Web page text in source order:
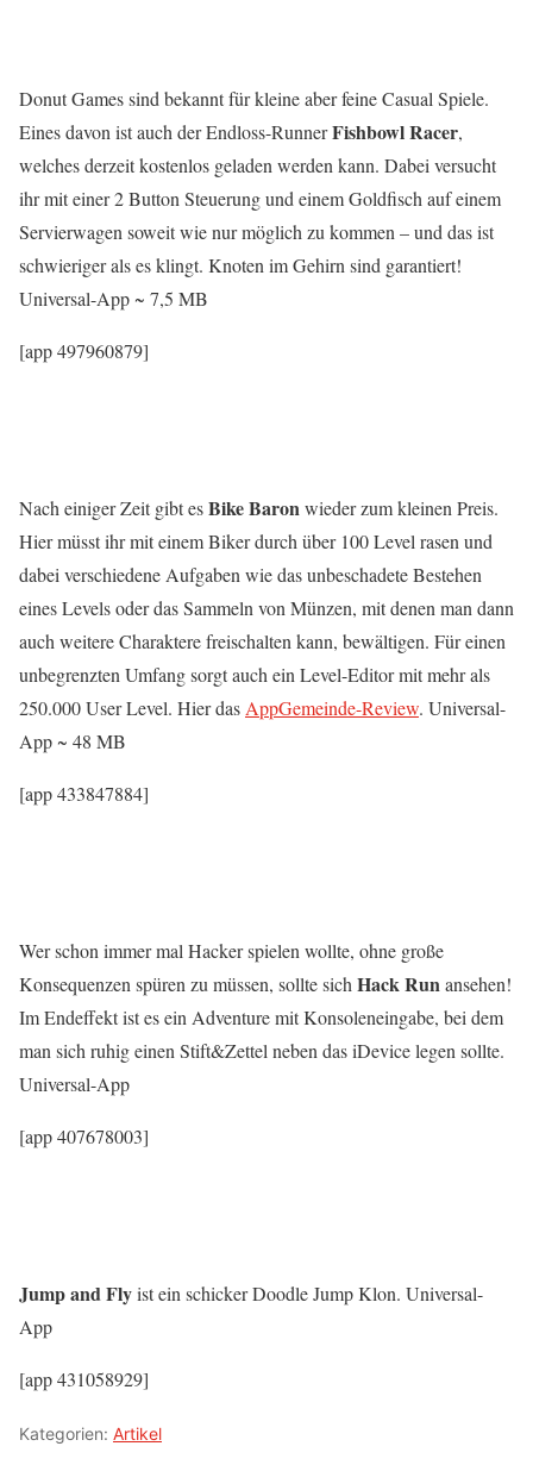
Donut Games sind bekannt für kleine aber feine Casual Spiele.
Eines davon ist auch der Endloss-RunnerFishbowlRacer,
welches derzeit kostenlos geladen werden kann. Dabei versucht
ihr mit einer 2 Button Steuerung und einem Goldfisch auf einem
Servierwagen soweit wie nur möglich zu kommen – und das ist
schwieriger als es klingt. Knoten im Gehirn sind garantiert!
Universal-App ~ 7,5 MB
[app 497960879]
Nach einiger Zeit gibt esBike Baronwieder zum kleinen Preis.
Hier müsst ihr mit einem Biker durch über 100 Level rasen und
dabei verschiedene Aufgaben wie das unbeschadete Bestehen
eines Levels oder das Sammeln von Münzen, mit denen man dann
auch weitere Charaktere freischalten kann, bewältigen. Für einen
unbegrenzten Umfang sorgt auch ein Level-Editor mit mehr als
250.000 User Level. Hier das AppGemeinde-Review. Universal-
App ~ 48 MB
[app 433847884]
Wer schon immer mal Hacker spielen wollte, ohne große
Konsequenzen spüren zu müssen, sollte sich Hack Runansehen!
Im Endeffekt ist es ein Adventure mit Konsoleneingabe, bei dem
man sich ruhig einen Stift&Zettel neben das iDevice legen sollte.
Universal-App
[app 407678003]
Jump and Flyist ein schicker Doodle Jump Klon. Universal-
App
[app 431058929]
Kategorien: Artikel